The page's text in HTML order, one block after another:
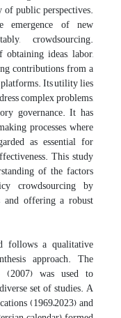
public perspectives.
emergence of new
crowdsourcing.
ideas, labor,
contributions from a
Its utility lies
complex problems,
governance. It has
processes, where
as essential for
This study
of the factors
crowdsourcing by
and offering a robust
follows a qualitative
approach. The
(2007) was used to
set of studies. A
(1969–2023) and